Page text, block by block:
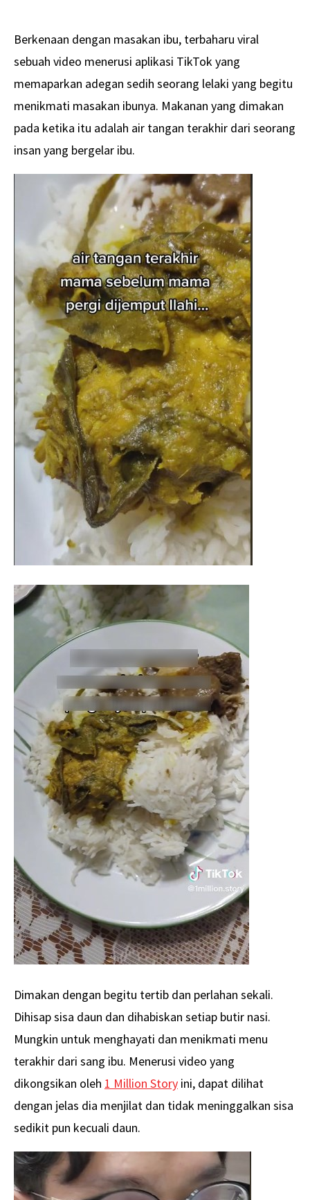
Berkenaan dengan masakan ibu, terbaharu viral
sebuah video menerusi aplikasi TikTok yang
memaparkan adegan sedih seorang lelaki yang begitu
menikmati masakan ibunya. Makanan yang dimakan
pada ketika itu adalah air tangan terakhir dari seorang
insan yang bergelar ibu.
Dimakan dengan begitu tertib dan perlahan sekali.
Dihisap sisa daun dan dihabiskan setiap butir nasi.
Mungkin untuk menghayati dan menikmati menu
terakhir dari sang ibu. Menerusi video yang
dikongsikan oleh 1 Million Story ini, dapat dilihat
dengan jelas dia menjilat dan tidak meninggalkan sisa
sedikit pun kecuali daun.